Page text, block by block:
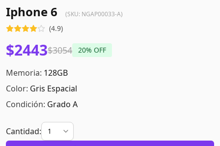
Iphone 6 (SKU: NGAP00033-A)
(4.9)
$2443$3054 20% OFF
Memoria: 128GB
Color: Gris Espacial
Condición: Grado A
Cantidad: